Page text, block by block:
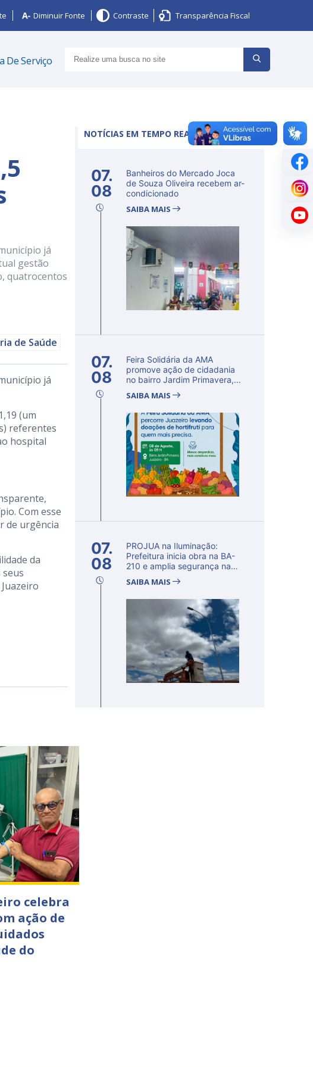
Diminuir Fonte Contraste Transparência Fiscal
De Serviço
já
gestão
quatrocentos
de Saúde
já
(um
referentes
hospital
Com esse
de urgência
da
celebra
ação de
do
NOTÍCIAS EM TEMPO REAL
07.
08
Banheiros do Mercado Joca
de Souza Oliveira recebem ar-
condicionado
SAIBA MAIS
07.
08
Feira Solidária da AMA
promove ação de cidadania
no bairro Jardim Primavera,
SAIBA MAIS
07.
08
PROJUA na Iluminação:
Prefeitura inicia obra na BA-
210 e amplia segurança na
SAIBA MAIS